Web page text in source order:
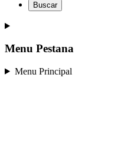
Buscar
Menu Pestana
Menu Principal